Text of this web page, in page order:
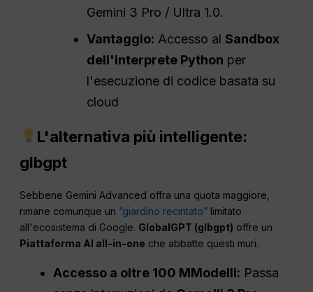
Gemini 3 Pro / Ultra 1.0.
Vantaggio: Accesso alSandbox
dell'interprete Python per
l'esecuzione di codice basata su
cloud
L'alternativa più intelligente:
glbgpt
Sebbene Gemini Advanced offra una quota maggiore,
rimane comunque un “giardino recintato” limitato
all'ecosistema di Google. GlobalGPT (glbgpt) offre un
Piattaforma AI all-in-one che abbatte questi muri.
Accesso a oltre 100 MModelli: Passa